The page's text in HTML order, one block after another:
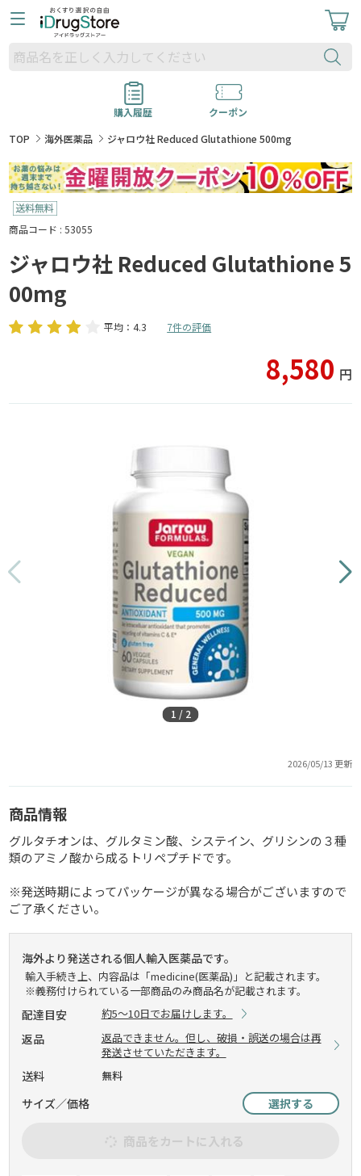
購入履歴
クーポン
TOP
海外医薬品 ジャロウ社 Reduced Glutathione 500mg
商品コード : 53055
ジャロウ社 Reduced Glutathione 5
00mg
平均：4.3 7件の評価
8,580 円
1 / 2
2026/05/13 更新
商品情報
グルタチオンは、グルタミン酸、システイン、グリシンの３種
類のアミノ酸から成るトリペプチドです。
※発送時期によってパッケージが異なる場合がございますので
ご了承ください。
海外より発送される個人輸入医薬品です。
輸入手続き上、内容品は「medicine(医薬品)」と記載されます。
※義務付けられている一部商品のみ商品名が記載されます。
配達目安 約5～10日でお届けします。
返品
返品できません。但し、破損・誤送の場合は再
発送させていただきます。
送料 無料
サイズ／価格 選択する
商品をカートに入れる